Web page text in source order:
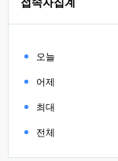
오늘
어제
최대
전체